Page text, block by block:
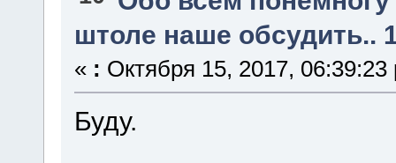
штоле наше обсудить..
« : Октября 15, 2017, 06:39:23
Буду.